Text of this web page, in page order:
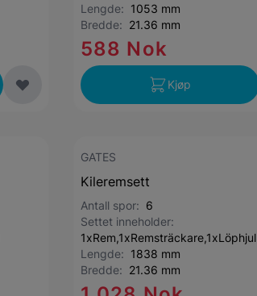
Lengde: 1053 mm
Bredde: 21.36 mm
588 Nok
Kjøp
GATES
Kileremsett
Antall spor: 6
Settet inneholder:
1xRem,1xRemsträckare,1xLöphjul
Lengde: 1838 mm
Bredde: 21.36 mm